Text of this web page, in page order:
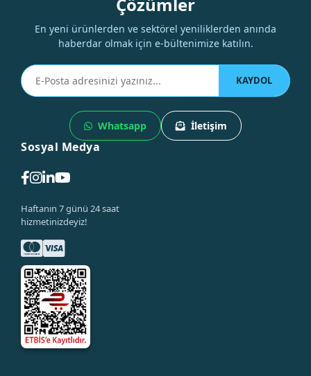
En yeni ürünlerden ve sektörel yeniliklerden anında
haberdar olmak için e-bültenimize katılın.
KAYDOL
Whatsapp İletişim
Sosyal Medya
Haftanın 7 günü 24 saat
hizmetinizdeyiz!